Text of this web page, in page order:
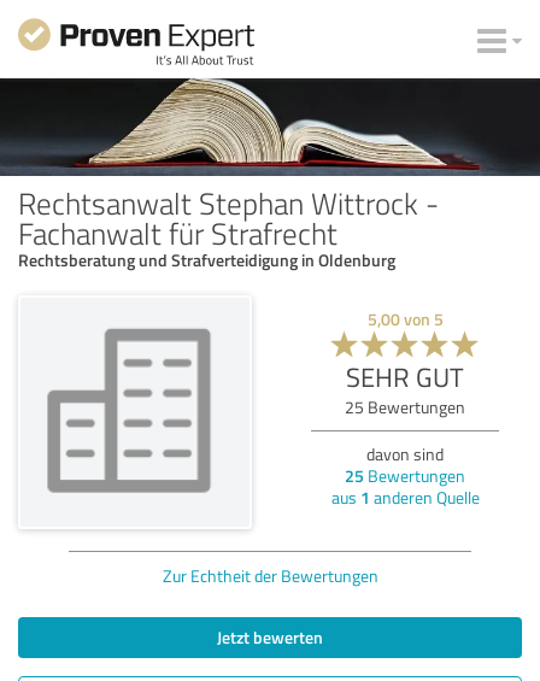
Rechtsanwalt Stephan Wittrock -
Fachanwalt für Strafrecht
Rechtsberatung und Strafverteidigung in Oldenburg
5,00von 5
SEHR GUT
25 Bewertungen
davon sind
25 Bewertungen
aus 1 anderen Quelle
Zur Echtheit der Bewertungen
Jetzt bewerten